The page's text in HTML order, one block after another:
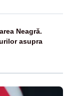
Neagră.
asupra